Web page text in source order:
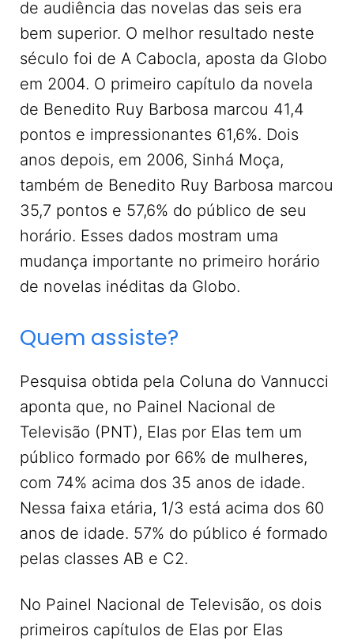
de audiência das novelas das seis era
bem superior. O melhor resultado neste
século foi de A Cabocla, aposta da Globo
em 2004. O primeiro capítulo da novela
de Benedito Ruy Barbosa marcou 41,4
pontos e impressionantes 61,6%. Dois
anos depois, em 2006, Sinhá Moça,
também de Benedito Ruy Barbosa marcou
35,7 pontos e 57,6% do público de seu
horário. Esses dados mostram uma
mudança importante no primeiro horário
de novelas inéditas da Globo.
Quem assiste?
Pesquisa obtida pela Coluna do Vannucci
aponta que, no Painel Nacional de
Televisão (PNT), Elas por Elas tem um
público formado por 66% de mulheres,
com 74% acima dos 35 anos de idade.
Nessa faixa etária, 1/3 está acima dos 60
anos de idade. 57% do público é formado
pelas classes AB e C2.
No Painel Nacional de Televisão, os dois
primeiros capítulos de Elas por Elas